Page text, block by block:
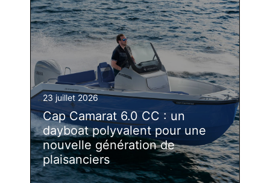
23 juillet 2026
Cap Camarat 6.0 CC : un
dayboat polyvalent pour une
nouvelle génération de
plaisanciers